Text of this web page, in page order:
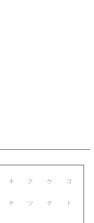
キ ク ケ コ
チ ツ テ ト